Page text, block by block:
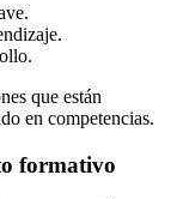
que están
en competencias.
formativo